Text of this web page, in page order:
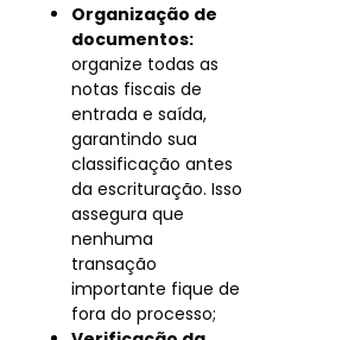
Organização de
documentos:
organize todas as
notas fiscais de
entrada e saída,
garantindo sua
classificação antes
da escrituração. Isso
assegura que
nenhuma
transação
importante fique de
fora do processo;